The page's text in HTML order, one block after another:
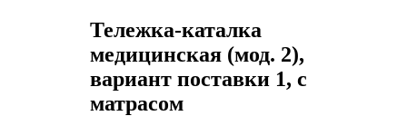
Тележка-каталка
медицинская (мод. 2),
вариант поставки 1, с
матрасом